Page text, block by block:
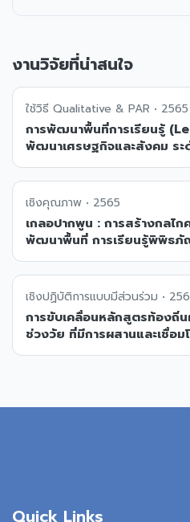
งานวิจัยที่น่าสนใจ
ใช้วิธี Qualitative & PAR • 2565
การพัฒนาพื้นที่การเรียนรู้
พัฒนาเศรษฐกิจและสังคม ระ
กายภาพ (Non Physical
เชิงคุณภาพ • 2565
เกลอปากพูน : การสร้างกลไก
พัฒนาพื้นที่ การเรียนรู้พิพิธภั
ปากพูน จังหวัดนครศรีธรรมร
เชิงปฏิบัติการแบบมีส่วนร่วม •
การขับเคลื่อนหลักสูตรท้องถิ่น
ช่วงวัย ที่มีการผสานและเชื่อ
Quick Links